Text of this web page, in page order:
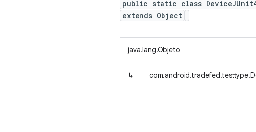
public static class
extends Object
java.lang.Objeto
↳